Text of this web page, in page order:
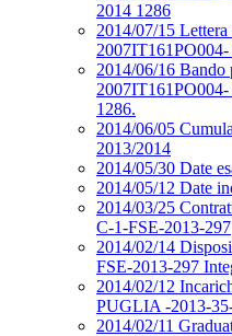
2014 1286
2014/07/15
2014/06/16 Bando
1286.
2014/06/05
2013/2014
2014/05/30 Date
2014/05/12 Date
2014/03/25
C-1-FSE-2013-297
2014/02/14
FSE-2013-297
2014/02/12
PUGLIA -2013-
2014/02/11